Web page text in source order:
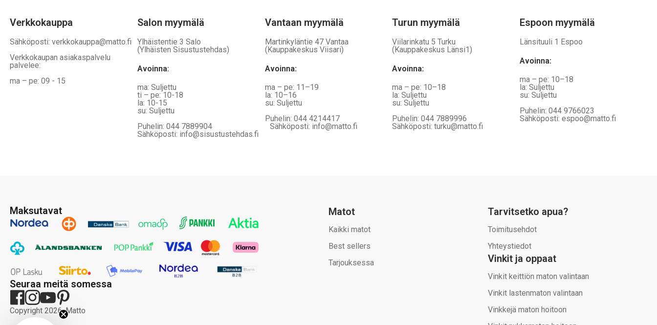
sivulla
sivulla
Verkkokauppa
Sähköposti: verkkokauppa@matto.fi
Verkkokaupan asiakaspalvelu
palvelee:
ma – pe: 09 - 15
Salon myymälä
Ylhäistentie 3 Salo
(Ylhäisten Sisustustehdas)
Avoinna:
ma: Suljettu
ti – pe: 10-18
la: 10-15
su: Suljettu
Puhelin: 044 7889904
Sähköposti: info@sisustustehdas.fi
Vantaan myymälä
Martinkyläntie 47 Vantaa
(Kauppakeskus Viisari)
Avoinna:
ma – pe: 11–19
la: 10–16
su: Suljettu
Puhelin: 044 4214417
Sähköposti: info@matto.fi
Turun myymälä
Viilarinkatu 5 Turku
(Kauppakeskus Länsi1)
Avoinna:
ma – pe: 10–18
la: Suljettu
su: Suljettu
Puhelin: 044 7889996
Sähköposti: turku@matto.fi
Espoon myymälä
Länsituuli 1 Espoo
Avoinna:
ma – pe: 10–18
la: Suljettu
su: Suljettu
Puhelin: 044 9766023
Sähköposti: espoo@matto.fi
Maksutavat
Seuraa meitä somessa
Copyright 2026, Matto
Matot
Kaikki matot
Best sellers
Tarjouksessa
Tarvitsetko apua?
Toimitusehdot
Yhteystiedot
Vinkit ja oppaat
Vinkit keittiön maton valintaan
Vinkit lastenmaton valintaan
Vinkkejä maton hoitoon